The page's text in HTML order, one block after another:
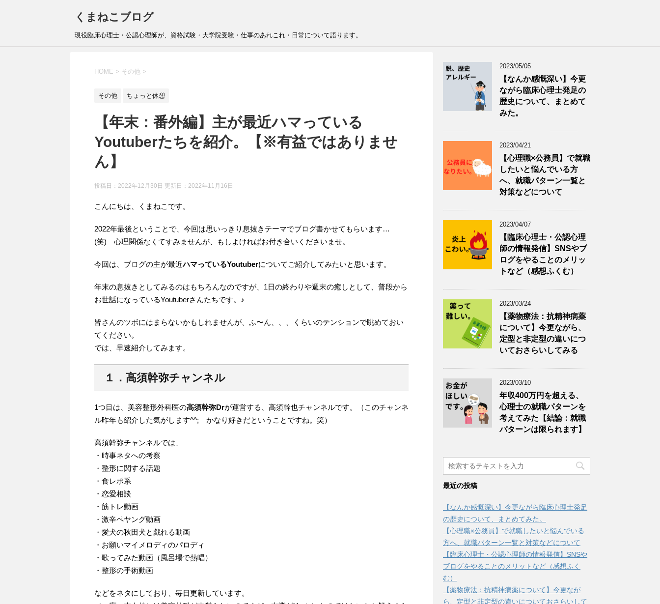
くまねこブログ
現役臨床心理士・公認心理師が、資格試験・大学院受験・仕事のあれこれ・日常について語ります。
HOME > その他 >
その他 ちょっと休憩
【年末：番外編】主が最近ハマっている
Youtuberたちを紹介。【※有益ではありませ
ん】
投稿日：2022年12月30日 更新日： 2022年11月16日
こんにちは、くまねこです。
2022年最後ということで、今回は思いっきり息抜きテーマでブログ書かせてもらいます…
(笑) 心理関係なくてすみませんが、もしよければお付き合いくださいませ。
今回は、ブログの主が最近ハマっているYoutuberについてご紹介してみたいと思います。
年末の息抜きとしてみるのはもちろんなのですが、1日の終わりや週末の癒しとして、普段から
お世話になっているYoutuberさんたちです。♪
皆さんのツボにはまらないかもしれませんが、ふ〜ん、、、くらいのテンションで眺めておい
てください。
では、早速紹介してみます。
１．高須幹弥チャンネル
1つ目は、美容整形外科医の高須幹弥Drが運営する、高須幹也チャンネルです。（このチャンネ
ル昨年も紹介した気がします^^; かなり好きだということですね。笑）
高須幹弥チャンネルでは、
・時事ネタへの考察
・整形に関する話題
・食レポ系
・恋愛相談
・筋トレ動画
・激辛ペヤング動画
・愛犬の秋田犬と戯れる動画
・お願いマイメロディのパロディ
・歌ってみた動画（風呂場で熱唱）
・整形の手術動画
などをネタにしており、毎日更新しています。
2023/05/05
【なんか感慨深い】今更
ながら臨床心理士発足の
歴史について、まとめて
みた。
2023/04/21
【心理職×公務員】で就職
したいと悩んでいる方
へ、就職パターン一覧と
対策などについて
2023/04/07
【臨床心理士・公認心理
師の情報発信】SNSやブ
ログをやることのメリッ
トなど（感想ふくむ）
2023/03/24
【薬物療法：抗精神病薬
について】今更ながら、
定型と非定型の違いにつ
いておさらいしてみる
2023/03/10
年収400万円を超える、
心理士の就職パターンを
考えてみた【結論：就職
パターンは限られます】
最近の投稿
【なんか感慨深い】今更ながら臨床心理士発足
の歴史について、まとめてみた。
【心理職×公務員】で就職したいと悩んでいる
方へ、就職パターン一覧と対策などについて
【臨床心理士・公認心理師の情報発信】SNSや
ブログをやることのメリットなど（感想ふく
む）
【薬物療法：抗精神病薬について】今更なが
ら、定型と非定型の違いについておさらいして